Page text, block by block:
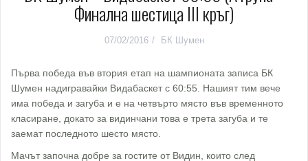
Финална шестица III кръг)
07/02/2016 БК Шумен
Първа победа във втория етап на шампионата записа БК
Шумен надигравайки Видабаскет с 60:55. Нашият тим вече
има победа и загуба и е на четвърто място във временното
класиране, докато за видинчани това е трета загуба и те
заемат последното шесто място.
Мачът започна добре за гостите от Видин, които след